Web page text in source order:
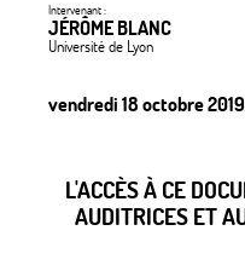
Intervenant :
JÉRÔME BLANC
Université de Lyon
vendredi 18 octobre 2019
L'ACCÈS À CE
AUDITRICES ET